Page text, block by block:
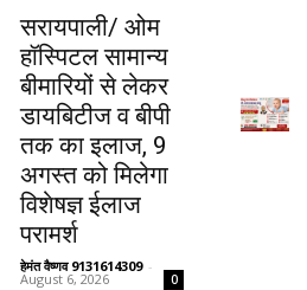
सरायपाली/ ओम
हॉस्पिटल सामान्य
बीमारियों से लेकर
डायबिटीज व बीपी
तक का इलाज, 9
अगस्त को मिलेगा
विशेषज्ञ ईलाज
परामर्श
हेमंत वैष्णव 9131614309 -
August 6, 2026 0